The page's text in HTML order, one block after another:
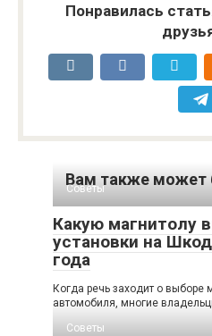
Понравилась
Вам также может
Советы
Какую магнитолу
установки на
года
Когда речь заходит о выборе
автомобиля, многие
Советы